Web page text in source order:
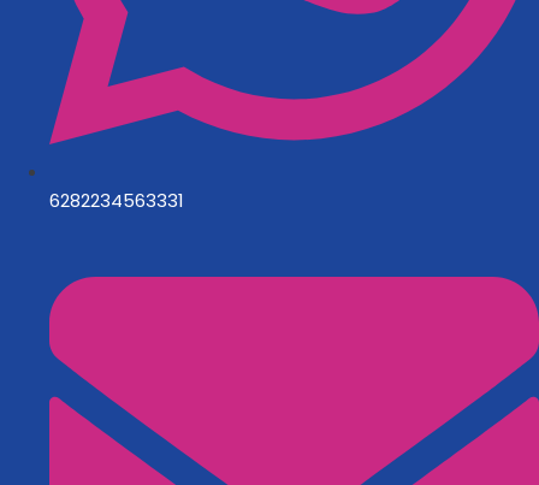
6282234563331